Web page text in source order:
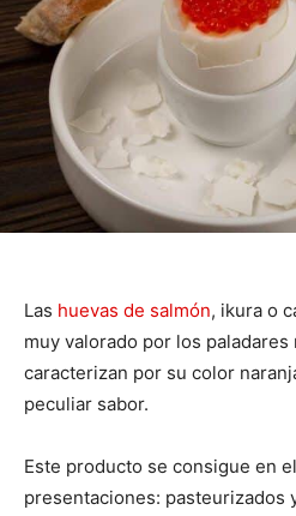
Las huevas de salmón, ikura o
muy valorado por los
caracterizan por su color
peculiar sabor.
Este producto se consigue en
presentaciones: pasteurizados